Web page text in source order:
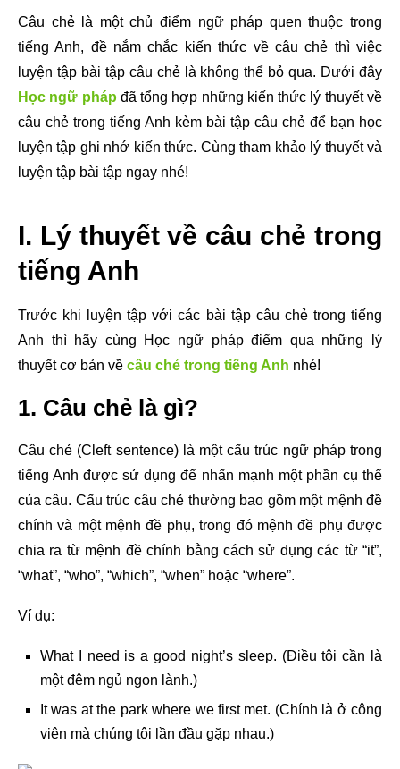
Câu chẻ là một chủ điểm ngữ pháp quen thuộc trong
tiếng Anh, đề nắm chắc kiến thức về câu chẻ thì việc
luyện tập bài tập câu chẻ là không thể bỏ qua. Dưới đây
Học ngữ pháp đã tổng hợp những kiến thức lý thuyết về
câu chẻ trong tiếng Anh kèm bài tập câu chẻ để bạn học
luyện tập ghi nhớ kiến thức. Cùng tham khảo lý thuyết và
luyện tập bài tập ngay nhé!
I. Lý thuyết về câu chẻ trong
tiếng Anh
Trước khi luyện tập với các bài tập câu chẻ trong tiếng
Anh thì hãy cùng Học ngữ pháp điểm qua những lý
thuyết cơ bản về câu chẻ trong tiếng Anh nhé!
1. Câu chẻ là gì?
Câu chẻ (Cleft sentence) là một cấu trúc ngữ pháp trong
tiếng Anh được sử dụng để nhấn mạnh một phần cụ thể
của câu. Cấu trúc câu chẻ thường bao gồm một mệnh đề
chính và một mệnh đề phụ, trong đó mệnh đề phụ được
chia ra từ mệnh đề chính bằng cách sử dụng các từ “it”,
“what”, “who”, “which”, “when” hoặc “where”.
Ví dụ:
What I need is a good night’s sleep. (Điều tôi cần là
một đêm ngủ ngon lành.)
It was at the park where we first met. (Chính là ở công
viên mà chúng tôi lần đầu gặp nhau.)